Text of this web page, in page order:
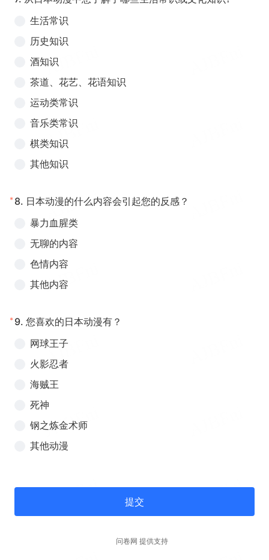
生活常识
历史知识
酒知识
茶道、花艺、花语知识
运动类常识
音乐类常识
棋类知识
其他知识
* 8. 日本动漫的什么内容会引起您的反感？
暴力血腥类
无聊的内容
色情内容
其他内容
* 9. 您喜欢的日本动漫有？
网球王子
火影忍者
海贼王
死神
钢之炼金术师
其他动漫
提交
问卷网 提供支持